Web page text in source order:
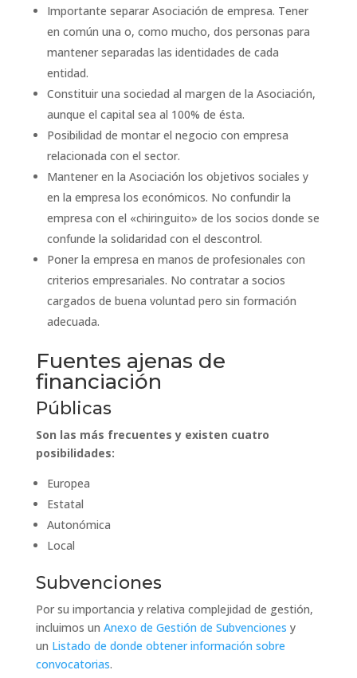
Importante separar Asociación de empresa. Tener
en común una o, como mucho, dos personas para
mantener separadas las identidades de cada
entidad.
Constituir una sociedad al margen de la Asociación,
aunque el capital sea al 100% de ésta.
Posibilidad de montar el negocio con empresa
relacionada con el sector.
Mantener en la Asociación los objetivos sociales y
en la empresa los económicos. No confundir la
empresa con el «chiringuito» de los socios donde se
confunde la solidaridad con el descontrol.
Poner la empresa en manos de profesionales con
criterios empresariales. No contratar a socios
cargados de buena voluntad pero sin formación
adecuada.
Fuentes ajenas de
financiación
Públicas
Son las más frecuentes y existen cuatro
posibilidades:
Europea
Estatal
Autonómica
Local
Subvenciones
Por su importancia y relativa complejidad de gestión,
incluimos un Anexo de Gestión de Subvenciones y
un Listado de donde obtener información sobre
convocatorias.